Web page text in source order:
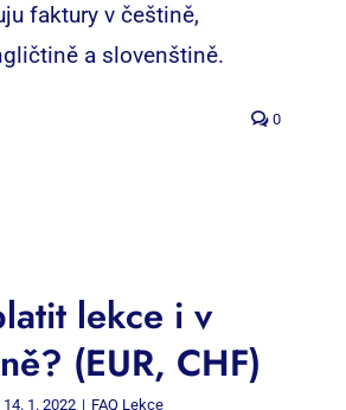
faktury v češtině,
a slovenštině.
0
lekce i v
(EUR, CHF)
14. 1. 2022 | FAQ Lekce